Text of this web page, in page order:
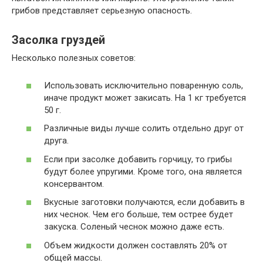
грибов представляет серьезную опасность.
Засолка груздей
Несколько полезных советов:
Использовать исключительно поваренную соль,
иначе продукт может закисать. На 1 кг требуется
50 г.
Различные виды лучше солить отдельно друг от
друга.
Если при засолке добавить горчицу, то грибы
будут более упругими. Кроме того, она является
консервантом.
Вкусные заготовки получаются, если добавить в
них чеснок. Чем его больше, тем острее будет
закуска. Соленый чеснок можно даже есть.
Объем жидкости должен составлять 20% от
общей массы.